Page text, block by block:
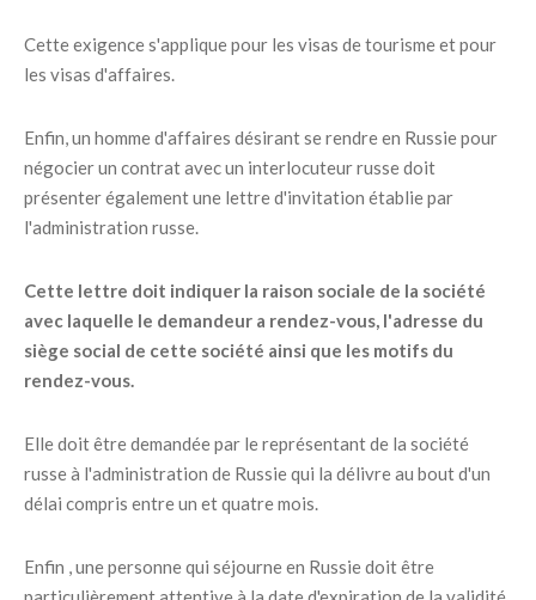
Cette exigence s'applique pour les visas de tourisme et pour
les visas d'affaires.
Enfin, un homme d'affaires désirant se rendre en Russie pour
négocier un contrat avec un interlocuteur russe doit
présenter également une lettre d'invitation établie par
l'administration russe.
Cette lettre doit indiquer la raison sociale de la société
avec laquelle le demandeur a rendez-vous, l'adresse du
siège social de cette société ainsi que les motifs du
rendez-vous.
Elle doit être demandée par le représentant de la société
russe à l'administration de Russie qui la délivre au bout d'un
délai compris entre un et quatre mois.
Enfin , une personne qui séjourne en Russie doit être